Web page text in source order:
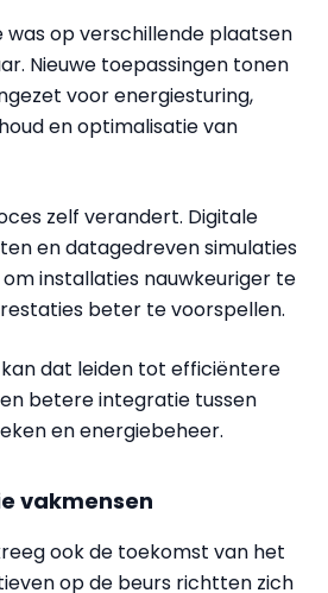
op verschillende plaatsen
Nieuwe toepassingen tonen
voor energiesturing,
en optimalisatie van
zelf verandert. Digitale
en datagedreven simulaties
installaties nauwkeuriger te
beter te voorspellen.
dat leiden tot efficiëntere
betere integratie tussen
en energiebeheer.
vakmensen
ook de toekomst van het
op de beurs richtten zich